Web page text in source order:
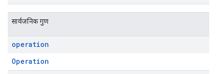
सार्वजनिक गुण
operation
Operation